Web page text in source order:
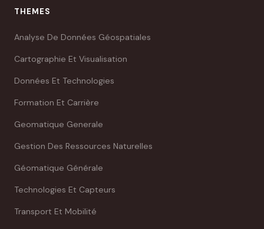
THEMES
Analyse De Données Géospatiales
Cartographie Et Visualisation
Données Et Technologies
Formation Et Carrière
Geomatique Generale
Gestion Des Ressources Naturelles
Géomatique Générale
Technologies Et Capteurs
Transport Et Mobilité